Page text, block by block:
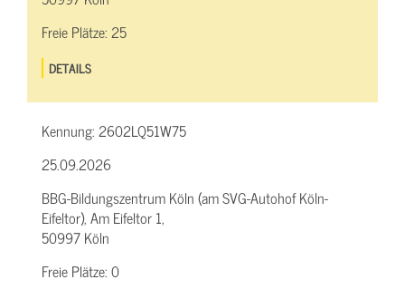
Freie Plätze:25
DETAILS
Kennung:2602LQ51W75
25.09.2026
BBG-Bildungszentrum Köln (am SVG-Autohof Köln-
Eifeltor), Am Eifeltor 1,
50997 Köln
Freie Plätze:0